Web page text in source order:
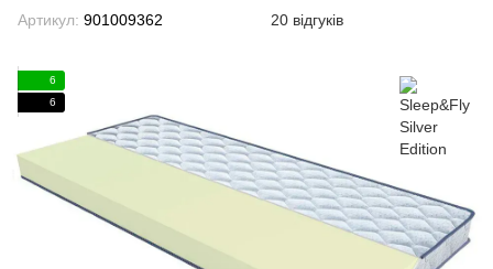
Артикул: 901009362 20 відгуків
6
6